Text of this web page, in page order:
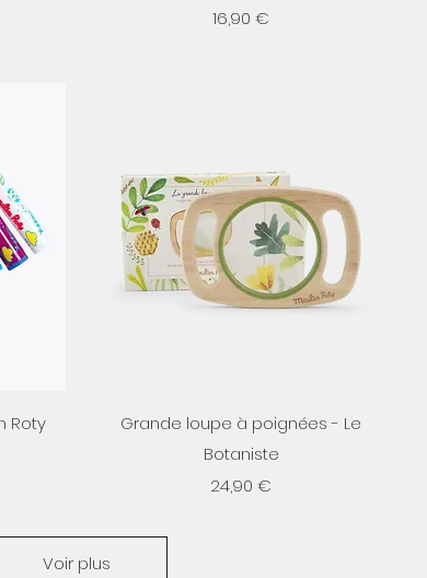
Prix
16,90 €
Roty
Aperçu rapide
Grande loupe à poignées - Le
Botaniste
Prix
24,90 €
Voir plus